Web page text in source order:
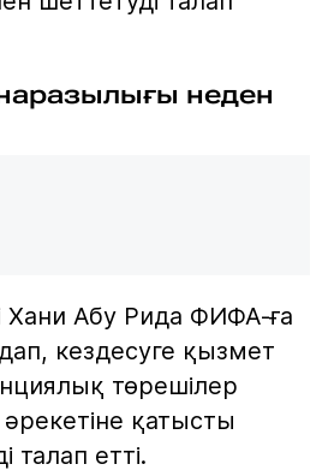
неден
Хани Абу Рида ФИФА-ға
кездесуге қызмет
төрешілер
қатысты
талап етті.